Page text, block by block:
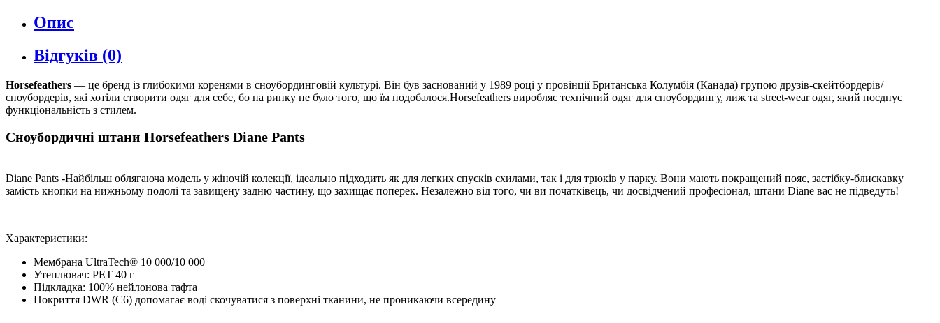
Опис
Відгуків (0)
Horsefeathers — це бренд із глибокими коренями в сноубординговій культурі. Він був заснований у 1989 році у провінції Британська Колумбія (Канада) групою друзів-скейтбордерів/
сноубордерів, які хотіли створити одяг для себе, бо на ринку не було того, що їм подобалося.Horsefeathers виробляє технічний одяг для сноубордингу, лиж та street-wear одяг, який поєднує
функціональність з стилем.
Сноубордичні штани Horsefeathers Diane Pants
Diane Pants -Найбільш облягаюча модель у жіночій колекції, ідеально підходить як для легких спусків схилами, так і для трюків у парку. Вони мають покращений пояс, застібку-блискавку
замість кнопки на нижньому подолі та завищену задню частину, що захищає поперек. Незалежно від того, чи ви початківець, чи досвідчений професіонал, штани Diane вас не підведуть!
Характеристики:
Мембрана UltraTech® 10 000/10 000
Утеплювач: PET 40 г
Підкладка: 100% нейлонова тафта
Покриття DWR (C6) допомагає воді скочуватися з поверхні тканини, не проникаючи всередину